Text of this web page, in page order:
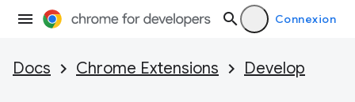
Connexion
Docs Chrome Extensions Develop